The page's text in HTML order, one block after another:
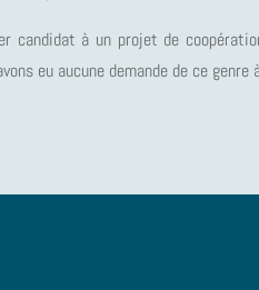
candidat à un projet de
eu aucune demande de ce genre